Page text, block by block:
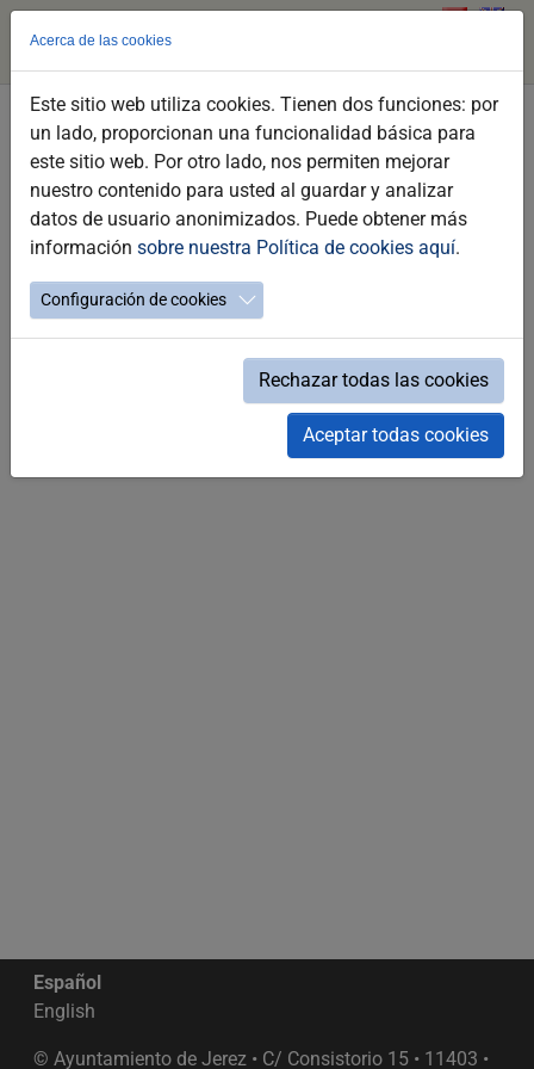
Saltar
contenido
principal
La Carbonería
GASTRONOMÍA / _PUNTOS DE INTERÉS / BARES DE COPA
C/Letrados, 7
696 42 69 51
Español
English
© Ayuntamiento de Jerez • C/ Consistorio 15 • 11403 •
Acerca de las cookies
Este sitio web utiliza cookies. Tienen dos funciones: por
un lado, proporcionan una funcionalidad básica para
este sitio web. Por otro lado, nos permiten mejorar
nuestro contenido para usted al guardar y analizar
datos de usuario anonimizados. Puede obtener más
información sobre nuestra Política de cookies aquí.
Configuración de cookies
Rechazar todas las cookies
Aceptar todas cookies